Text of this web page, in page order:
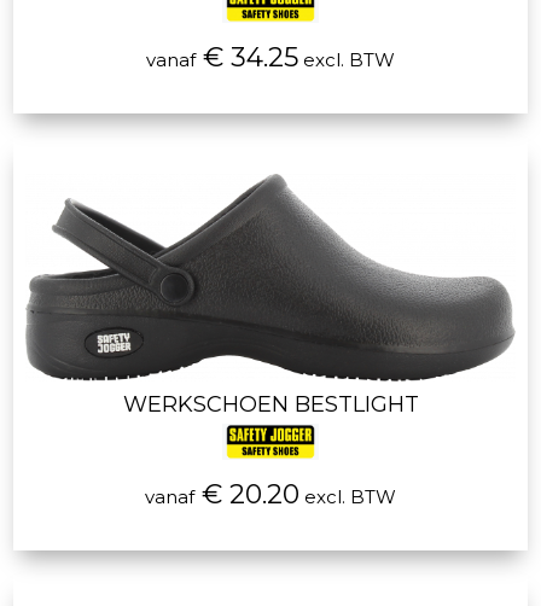
vanaf€ 34.25 excl. BTW
WERKSCHOEN BESTLIGHT
vanaf€ 20.20 excl. BTW